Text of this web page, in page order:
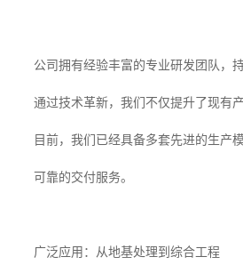
公司拥有经验丰富的专业研发团队，
通过技术革新，我们不仅提升了现有
目前，我们已经具备多套先进的生产
可靠的交付服务。
广泛应用：从地基处理到综合工程